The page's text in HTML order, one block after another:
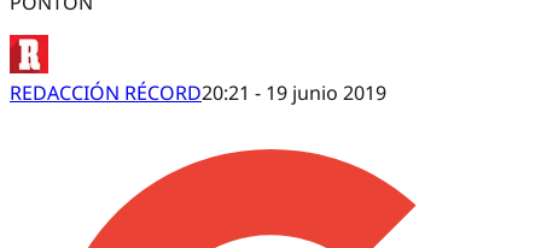
REDACCIÓN RÉCORD20:21 - 19 junio 2019